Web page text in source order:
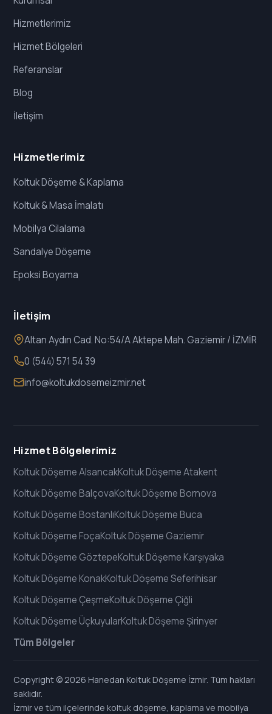
Hizmetlerimiz
Hizmet Bölgeleri
Referanslar
Blog
İletişim
Hizmetlerimiz
Koltuk Döşeme & Kaplama
Koltuk & Masa İmalatı
Mobilya Cilalama
Sandalye Döşeme
Epoksi Boyama
İletişim
Altan Aydın Cad. No:54/A Aktepe Mah. Gaziemir / İZMİR
0 (544) 571 54 39
info@koltukdosemeizmir.net
Hizmet Bölgelerimiz
Koltuk Döşeme AlsancakKoltuk Döşeme Atakent
Koltuk Döşeme BalçovaKoltuk Döşeme Bornova
Koltuk Döşeme BostanlıKoltuk Döşeme Buca
Koltuk Döşeme FoçaKoltuk Döşeme Gaziemir
Koltuk Döşeme GöztepeKoltuk Döşeme Karşıyaka
Koltuk Döşeme KonakKoltuk Döşeme Seferihisar
Koltuk Döşeme ÇeşmeKoltuk Döşeme Çiğli
Koltuk Döşeme ÜçkuyularKoltuk Döşeme Şirinyer
Tüm Bölgeler
Copyright © 2026 Hanedan Koltuk Döşeme İzmir. Tüm hakları
saklıdır.
İzmir ve tüm ilçelerinde koltuk döşeme, kaplama ve mobilya